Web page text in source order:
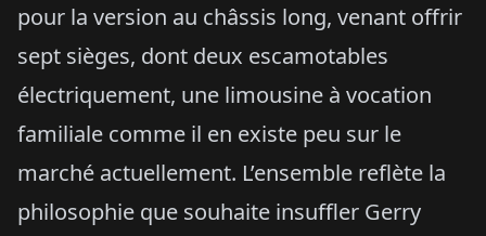
pour la version au châssis long, venant offrir
sept sièges, dont deux escamotables
électriquement, une limousine à vocation
familiale comme il en existe peu sur le
marché actuellement. L’ensemble reflète la
philosophie que souhaite insuffler Gerry